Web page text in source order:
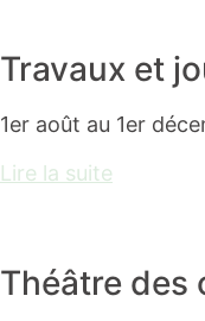
Travaux et
1er août au 1er
Lire la suite
Théâtre des